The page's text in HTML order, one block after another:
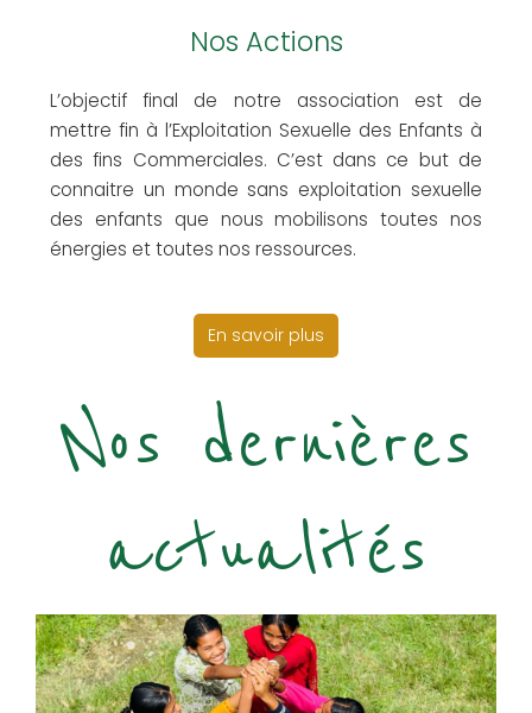
Nos Actions
L’objectif final de notre association est de
mettre fin à l’Exploitation Sexuelle des Enfants à
des fins Commerciales. C’est dans ce but de
connaitre un monde sans exploitation sexuelle
des enfants que nous mobilisons toutes nos
énergies et toutes nos ressources.
En savoir plus
Nos dernières
actualités